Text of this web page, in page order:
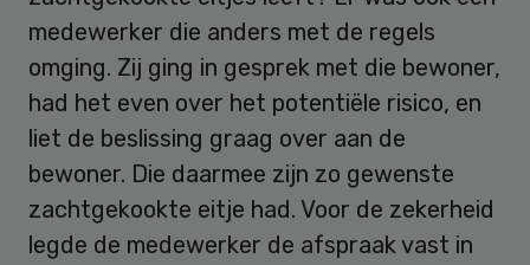
medewerker die anders met de regels
omging. Zij ging in gesprek met die bewoner,
had het even over het potentiële risico, en
liet de beslissing graag over aan de
bewoner. Die daarmee zijn zo gewenste
zachtgekookte eitje had. Voor de zekerheid
legde de medewerker de afspraak vast in